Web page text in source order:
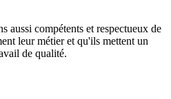
aussi compétents et respectueux de
leur métier et qu'ils mettent un
de qualité.